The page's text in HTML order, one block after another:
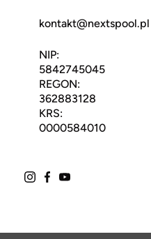
kontakt@nextspool.pl
NIP:
5842745045
REGON:
362883128
KRS:
0000584010